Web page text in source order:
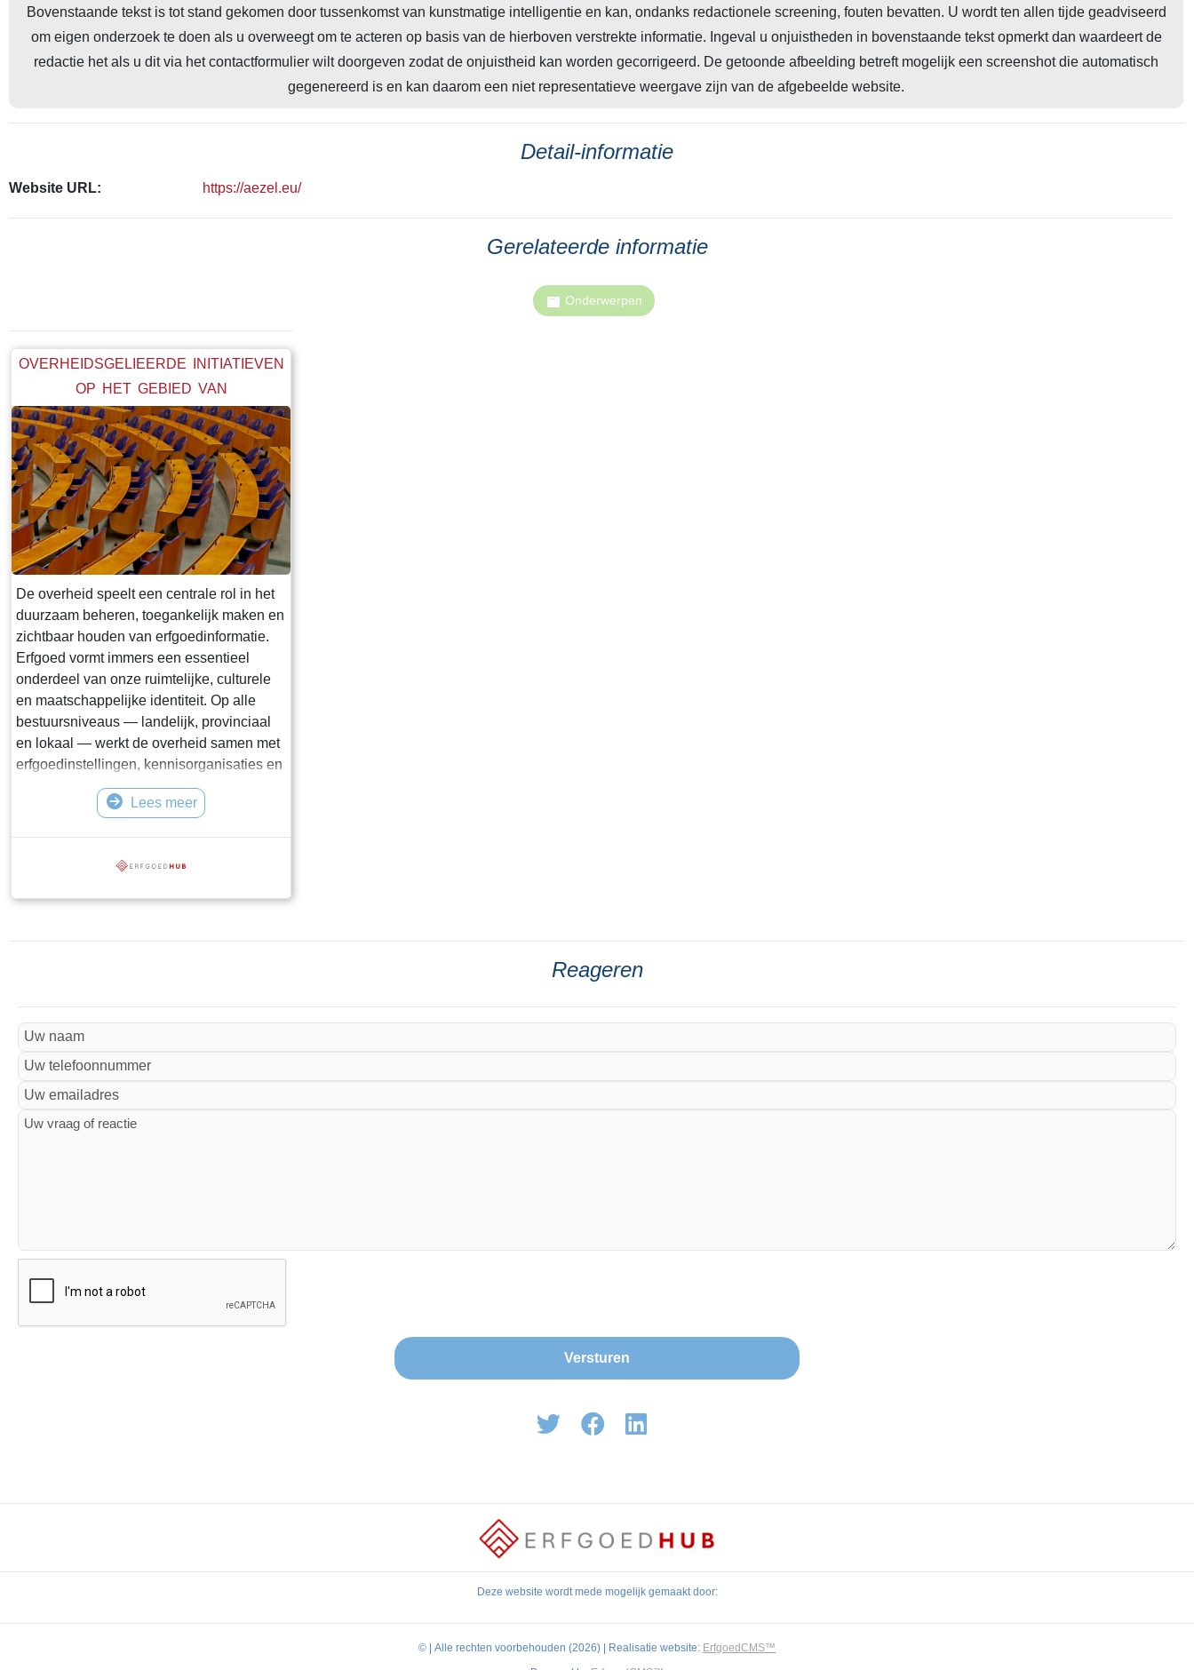
Bovenstaande tekst is tot stand gekomen door tussenkomst van kunstmatige intelligentie en kan, ondanks redactionele screening, fouten bevatten. U wordt ten allen tijde geadviseerd
om eigen onderzoek te doen als u overweegt om te acteren op basis van de hierboven verstrekte informatie. Ingeval u onjuistheden in bovenstaande tekst opmerkt dan waardeert de
redactie het als u dit via het contactformulier wilt doorgeven zodat de onjuistheid kan worden gecorrigeerd. De getoonde afbeelding betreft mogelijk een screenshot die automatisch
gegenereerd is en kan daarom een niet representatieve weergave zijn van de afgebeelde website.
Detail-informatie
Website URL: https://aezel.eu/
Gerelateerde informatie
Onderwerpen
OVERHEIDSGELIEERDE INITIATIEVEN
OP HET GEBIED VAN
ERFGOEDINFORMATIE
De overheid speelt een centrale rol in het
duurzaam beheren, toegankelijk maken en
zichtbaar houden van erfgoedinformatie.
Erfgoed vormt immers een essentieel
onderdeel van onze ruimtelijke, culturele
en maatschappelijke identiteit. Op alle
bestuursniveaus — landelijk, provinciaal
en lokaal — werkt de overheid samen met
erfgoedinstellingen, kennisorganisaties en
maatschappelijke partners aan de digitale
ontsluiting van cultureel erfgoed. Deze
erfgoedinformatie. We belichten de inzet
Lees meer
Reageren
Deze website wordt mede mogelijk gemaakt door:
© | Alle rechten voorbehouden (2026) | Realisatie website: ErfgoedCMS™